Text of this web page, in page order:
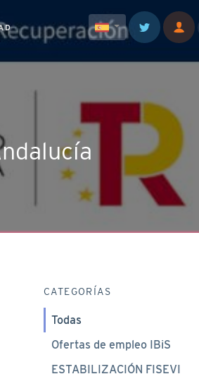
CATEGORÍAS
Todas
Ofertas de empleo IBiS
ESTABILIZACIÓN FISEVI